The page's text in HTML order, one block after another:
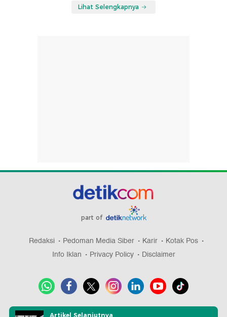
Lihat Selengkapnya
part of
Redaksi Pedoman Media Siber Karir
Kotak Pos
Info Iklan
Privacy Policy Disclaimer
Download aplikasi detikcom
Artikel Selanjutnya